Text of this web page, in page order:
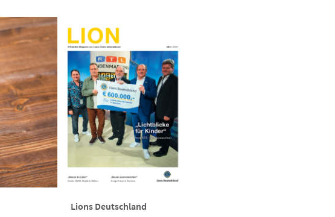
Lions Deutschland